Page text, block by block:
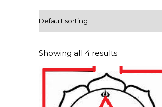
Showing all 4 results